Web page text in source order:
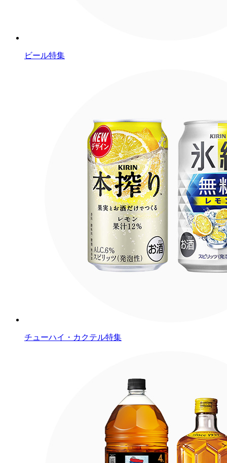
ビール特集
チューハイ・カクテル特集